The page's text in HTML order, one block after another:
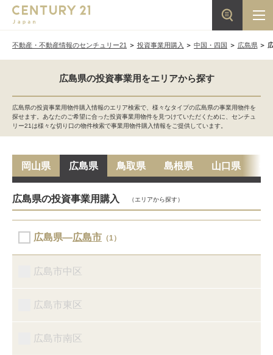
不動産・不動産情報のセンチュリー21 投資事業用購入 中国・四国 広島県
広島県の投資事業用をエリアから探す
広島県の投資事業用物件購入情報のエリア検索で、様々なタイプの広島県の事業用物件を
探せます。あなたのご希望に合った投資事業用物件を見つけていただくために、センチュ
リー21は様々な切り口の物件検索で事業用物件購入情報をご提供しています。
岡山県 広島県 鳥取県 島根県 山口県
広島県の投資事業用購入 （エリアから探す）
広島県―広島市 （1）
広島市中区
広島市東区
広島市南区